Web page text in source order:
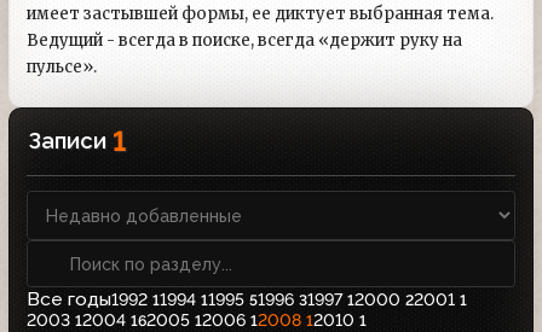
имеет застывшей формы, ее диктует выбранная тема.
Ведущий - всегда в поиске, всегда «держит руку на
пульсе».
Записи 1
Все годы1992 11994 11995 51996 31997 12000 22001 1
2003 12004 162005 12006 12008 12010 1